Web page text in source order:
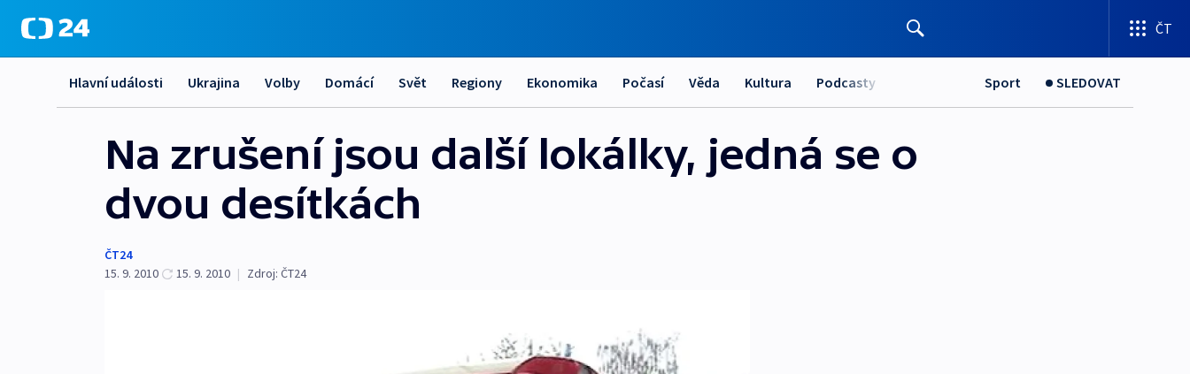
ČT
Hlavní události Ukrajina Volby Domácí Svět Regiony Ekonomika Počasí Věda Kultura Podcasty Sport SLEDOVAT
Na zrušení jsou další lokálky, jedná se o
dvou desítkách
ČT24
15. 9. 2010
15. 9. 2010 | Zdroj: ČT24